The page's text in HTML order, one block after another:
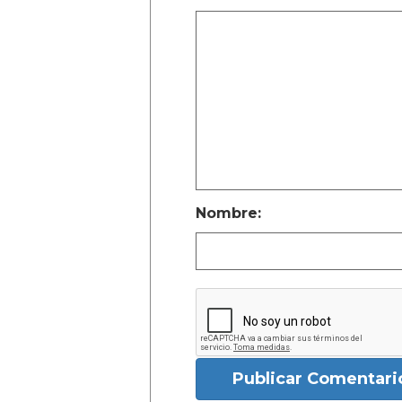
Nombre:
Publicar